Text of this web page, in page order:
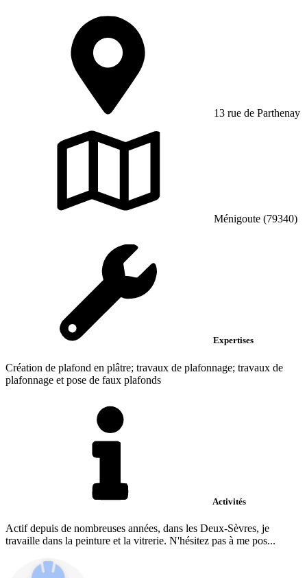
13 rue de Parthenay
Ménigoute (79340)
Expertises
Création de plafond en plâtre; travaux de plafonnage; travaux de
plafonnage et pose de faux plafonds
Activités
Actif depuis de nombreuses années, dans les Deux-Sèvres, je
travaille dans la peinture et la vitrerie. N'hésitez pas à me pos...